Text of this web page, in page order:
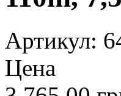
Артикул:
Цена